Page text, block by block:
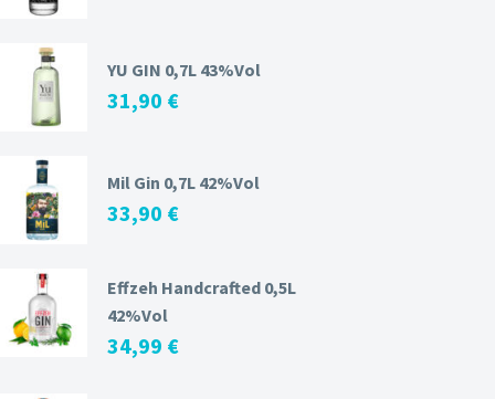
YU GIN 0,7L 43%Vol
31,90 €
Mil Gin 0,7L 42%Vol
33,90 €
Effzeh Handcrafted 0,5L
42%Vol
34,99 €